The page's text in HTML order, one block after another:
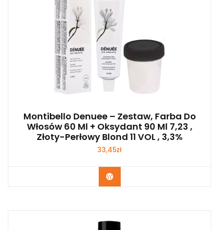
Montibello Denuee – Zestaw, Farba Do
Włosów 60 Ml + Oksydant 90 Ml 7,23 ,
Złoty-Perłowy Blond 11 VOL , 3,3%
33,45zł
Zobacz